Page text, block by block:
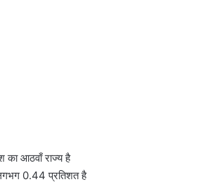
का आठवाँ राज्य है
0.44 प्रतिशत है